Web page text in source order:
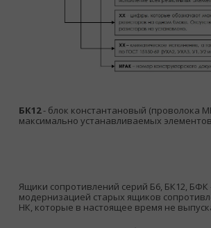
БК12- блок константановый (проволока
максимально устанавливаемых
Ящики сопротивлений серий Б6, БК12, БФК
модернизацией старых ящиков
НК, которые в настоящее время не